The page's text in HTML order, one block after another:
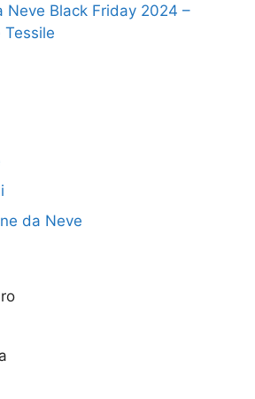
Neve Black Friday 2024 –
Tessile
da Neve